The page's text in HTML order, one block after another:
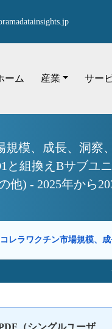
ーム 産業 サー
模、成長、洞察
と組換えBサブユ
他) - 2025年から
レラワクチン市場規模、
（シングルユーザ